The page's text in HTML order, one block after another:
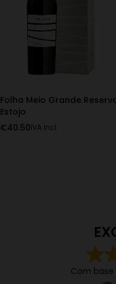
Folha Meio Grande
Estojo
€40.50IVA Incl.
Com